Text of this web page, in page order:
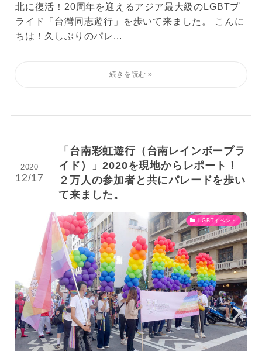
北に復活！20周年を迎えるアジア最大級のLGBTプ
ライド「台灣同志遊行」を歩いて来ました。 こんに
ちは！久しぶりのパレ...
「台南彩虹遊行（台南レインボープラ
イド）」2020を現地からレポート！
２万人の参加者と共にパレードを歩い
て来ました。
2020
12/17
LGBTイベント